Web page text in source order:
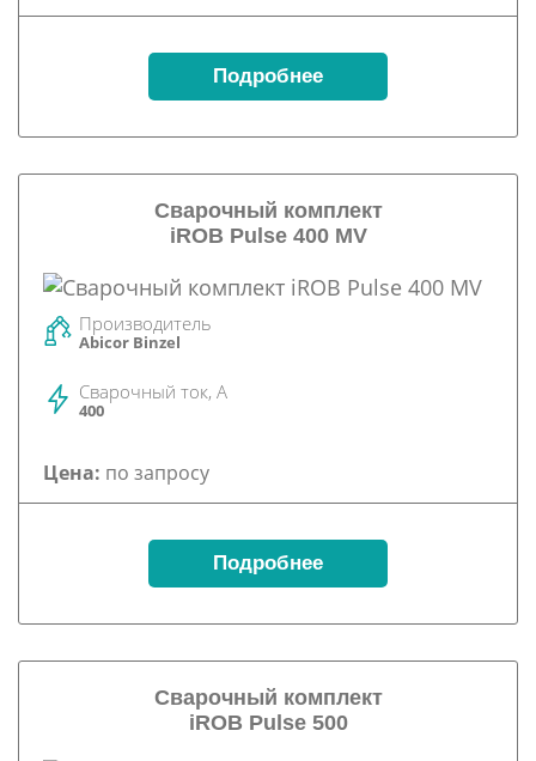
Подробнее
Сварочный комплект
iROB Pulse 400 MV
Производитель
Abicor Binzel
Сварочный ток, А
400
Цена: по запросу
Подробнее
Сварочный комплект
iROB Pulse 500